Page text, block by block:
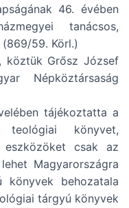
46. évében
tanácsos,
59. Körl.)
köztük Grősz József
Népköztársaság
tájékoztatta a
könyvet,
csak az
Magyarországra
könyvek behozatala
tárgyú könyvek